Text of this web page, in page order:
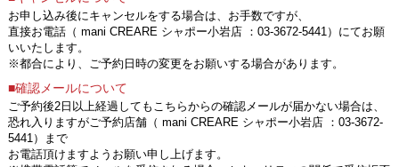
お申し込み後にキャンセルをする場合は、お手数ですが、
直接お電話（ mani CREARE シャポー小岩店 ：03-3672-5441）にてお願
いいたします。
※都合により、ご予約日時の変更をお願いする場合があります。
■確認メールについて
ご予約後2日以上経過してもこちらからの確認メールが届かない場合は、
恐れ入りますがご予約店舗（ mani CREARE シャポー小岩店 ：03-3672-
5441）まで
お電話頂けますようお願い申し上げます。